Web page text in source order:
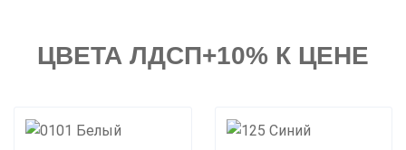
ЦВЕТА ЛДСП+10% К ЦЕНЕ